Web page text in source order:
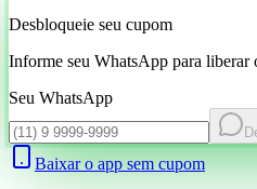
Desbloqueie seu cupom
Informe seu WhatsApp para liberar
Seu WhatsApp
Baixar o app sem cupom